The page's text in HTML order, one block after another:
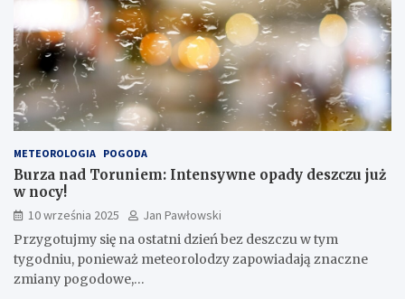
METEOROLOGIA POGODA
Burza nad Toruniem: Intensywne opady deszczu już
w nocy!
10 września 2025
Jan Pawłowski
Przygotujmy się na ostatni dzień bez deszczu w tym
tygodniu, ponieważ meteorolodzy zapowiadają znaczne
zmiany pogodowe,…